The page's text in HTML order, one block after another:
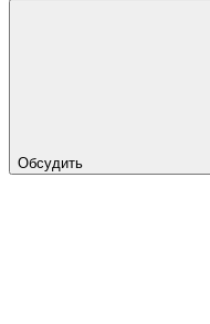
Обсудить